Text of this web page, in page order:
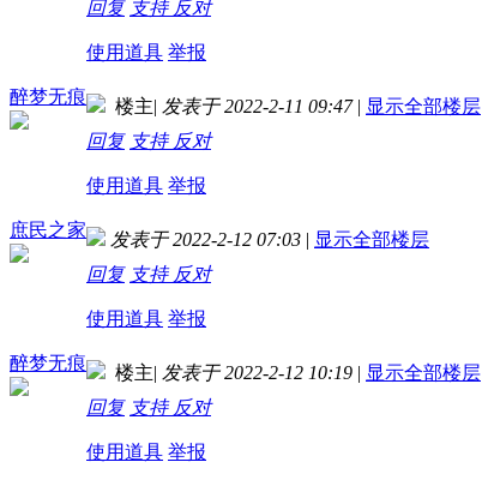
回复 支持 反对
使用道具 举报
醉梦无痕 楼主| 发表于 2022-2-11 09:47 | 显示全部楼层
回复 支持 反对
使用道具 举报
庶民之家 发表于 2022-2-12 07:03 | 显示全部楼层
回复 支持 反对
使用道具 举报
醉梦无痕 楼主| 发表于 2022-2-12 10:19 | 显示全部楼层
回复 支持 反对
使用道具 举报